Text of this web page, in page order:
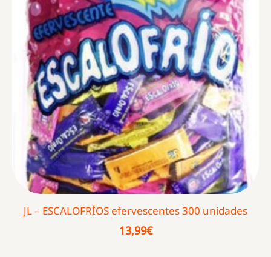
JL – ESCALOFRÍOS efervescentes 300 unidades
13,99€